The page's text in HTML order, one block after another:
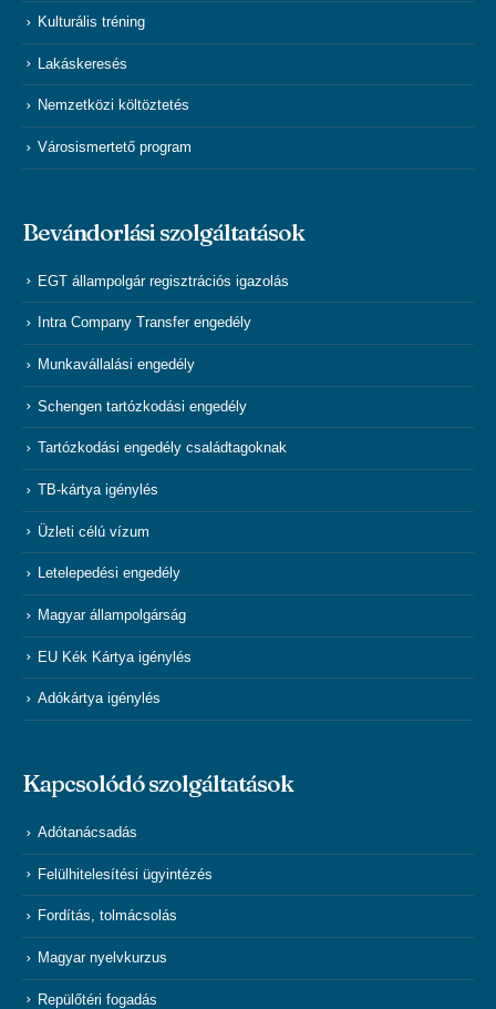
Kulturális tréning
Lakáskeresés
Nemzetközi költöztetés
Városismertető program
Bevándorlási szolgáltatások
EGT állampolgár regisztrációs igazolás
Intra Company Transfer engedély
Munkavállalási engedély
Schengen tartózkodási engedély
Tartózkodási engedély családtagoknak
TB-kártya igénylés
Üzleti célú vízum
Letelepedési engedély
Magyar állampolgárság
EU Kék Kártya igénylés
Adókártya igénylés
Kapcsolódó szolgáltatások
Adótanácsadás
Felülhitelesítési ügyintézés
Fordítás, tolmácsolás
Magyar nyelvkurzus
Repülőtéri fogadás